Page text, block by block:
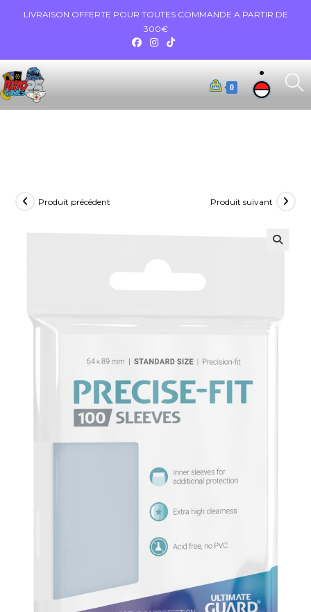
LIVRAISON OFFERTE POUR TOUTES COMMANDE A PARTIR DE
300€
0
Produit précédent Produit suivant